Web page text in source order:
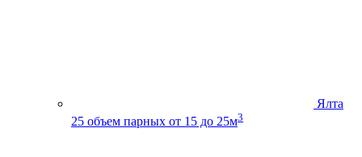
Ялта
25 объем парных от 15 до 25м3